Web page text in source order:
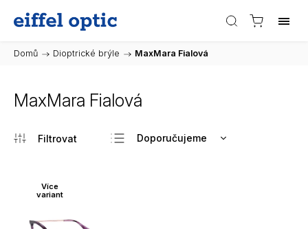
Domů / Dioptrické brýle / MaxMara Fialová
MaxMara Fialová
Doporučujeme
Více
variant